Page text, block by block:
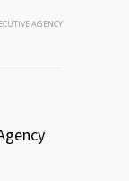
AGENCY